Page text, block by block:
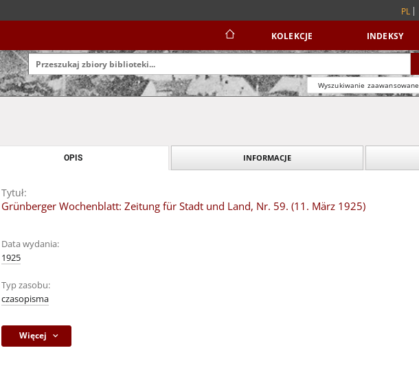
PL
KOLEKCJE INDEKSY
Wyszukiwanie zaawansowane
OPIS INFORMACJE
Tytuł:
Grünberger Wochenblatt: Zeitung für Stadt und Land, Nr. 59. (11. März 1925)
Data wydania:
1925
Typ zasobu:
czasopisma
Więcej